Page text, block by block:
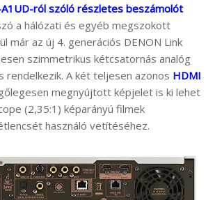
A1UD-ról szóló részletes beszámolót
a hálózati és egyéb megszokott
már az új 4. generációs DENON Link
szimmetrikus kétcsatornás analóg
rendelkezik. A két teljesen azonos HDMI
megnyújtott képjelet is ki lehet
(2,35:1) képarányú filmek
használó vetítéséhez.